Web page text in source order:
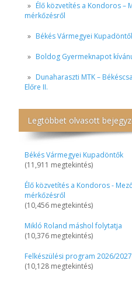
Élő közvetítés a Kondoros –
mérkőzésről
Békés Vármegyei
Boldog Gyermeknapot
Dunaharaszti MTK –
Előre II.
Legtöbbet olvasott
Békés Vármegyei Kupadöntők
(11,911 megtekintés)
Élő közvetítés a Kondoros -
mérkőzésről
(10,456 megtekintés)
Mikló Roland máshol folytatja
(10,376 megtekintés)
Felkészülési program 2026/
(10,128 megtekintés)